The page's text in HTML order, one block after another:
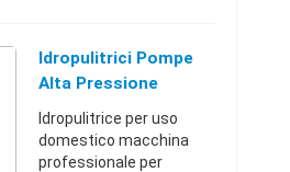
PORTATA 9 L/MIN.,
PRESSIONE MASSIMA
LANCIA, SERIE 6 UGELLI
PER DIVE ...
Idropulitrici Pompe
Alta Pressione
Pulivapor
Idropulitrice per uso
domestico macchina
professionale per